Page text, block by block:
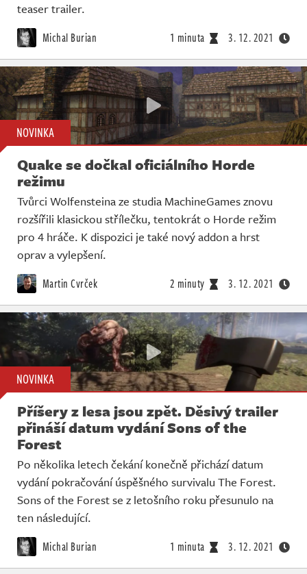
teaser trailer.
Michal Burian 1 minuta 3. 12. 2021
NOVINKA
Quake se dočkal oficiálního Horde
režimu
Tvůrci Wolfensteina ze studia MachineGames znovu
rozšířili klasickou střílečku, tentokrát o Horde režim
pro 4 hráče. K dispozici je také nový addon a hrst
oprav a vylepšení.
Martin Cvrček 2 minuty 3. 12. 2021
NOVINKA
Příšery z lesa jsou zpět. Děsivý trailer
přináší datum vydání Sons of the
Forest
Po několika letech čekání konečně přichází datum
vydání pokračování úspěšného survivalu The Forest.
Sons of the Forest se z letošního roku přesunulo na
ten následující.
Michal Burian 1 minuta 3. 12. 2021